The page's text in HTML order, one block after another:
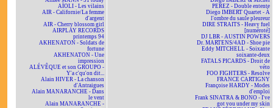
AÏOLI - Les vilains
AIR - Californie/La femme
d'argent
AIR - Cherry blossom girl
AIRPLAY RECORDS
printemps 94
AKHENATON - Soldats de
fortune
AKHENATON - Une
impression
ALÉVÊQUE et son GROUPO -
Y'a c'qu'on dit...
Alain HIVER - La chanson
d'Antraigues
Alain MANARANCHE - Dans
le vent
Alain MANARANCHE -
PEREZ - Double entente
Diego IMBERT Quartet - À
l'ombre du saule pleureur
DIRE STRAITS - Heavy fuel
[numéroté]
DJ LBR - AUSTIN POWERS
Dr. MARTENS/4AD - Shoe pie
Eddy MITCHELL - Soixante
soixante-deux
FATALS PICARDS - Droit de
véto
FOO FIGHTERS - Resolve
FRANCE CARTIGNY
Françoise HARDY - Modes
d'emploi
Frank SINATRA & BONO - I've
got you under my skin